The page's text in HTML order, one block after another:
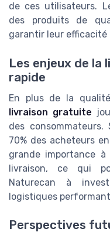
de ces utilisateurs.
des produits de
garantir leur efficacité
Les enjeux de
rapide
En plus de la
livraison gratuite
des
70% des acheteurs
grande importance
livraison, ce qui
Naturecan à
logistiques
Perspectives